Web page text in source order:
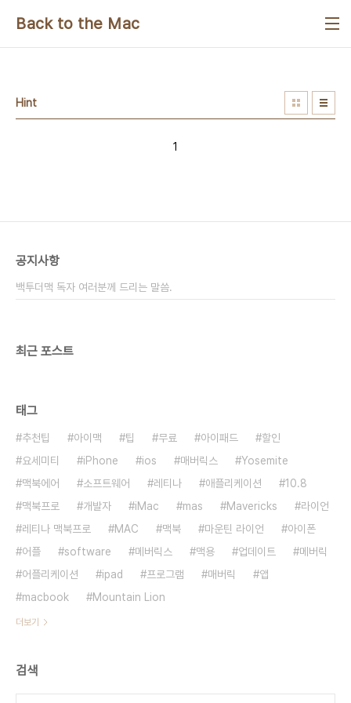
Back to the Mac
Hint
1
공지사항
백투더맥 독자 여러분께 드리는 말씀.
최근 포스트
태그
추천팁 아이맥 팁 무료 아이패드
할인
요세미티
iPhone ios 매버릭스
Yosemite
맥북에어
소프트웨어 레티나 애플리케이션
10.8
맥북프로
개발자 iMac mas Mavericks
라이언
레티나 맥북프로
MAC 맥북 마운틴 라이언
아이폰
어플
software 메버릭스 맥용 업데이트
메버릭
어플리케이션
ipad 프로그램 매버릭
앱
macbook
Mountain Lion
더보기
검색